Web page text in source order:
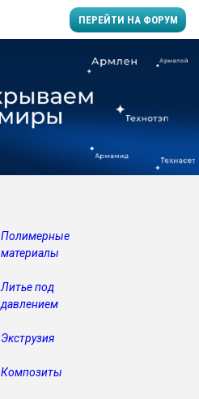
ПЕРЕЙТИ НА ФОРУМ
производство SPC
заводу пластмасс"
Полимерные
материалы
Литье под
давлением
Экструзия
Композиты